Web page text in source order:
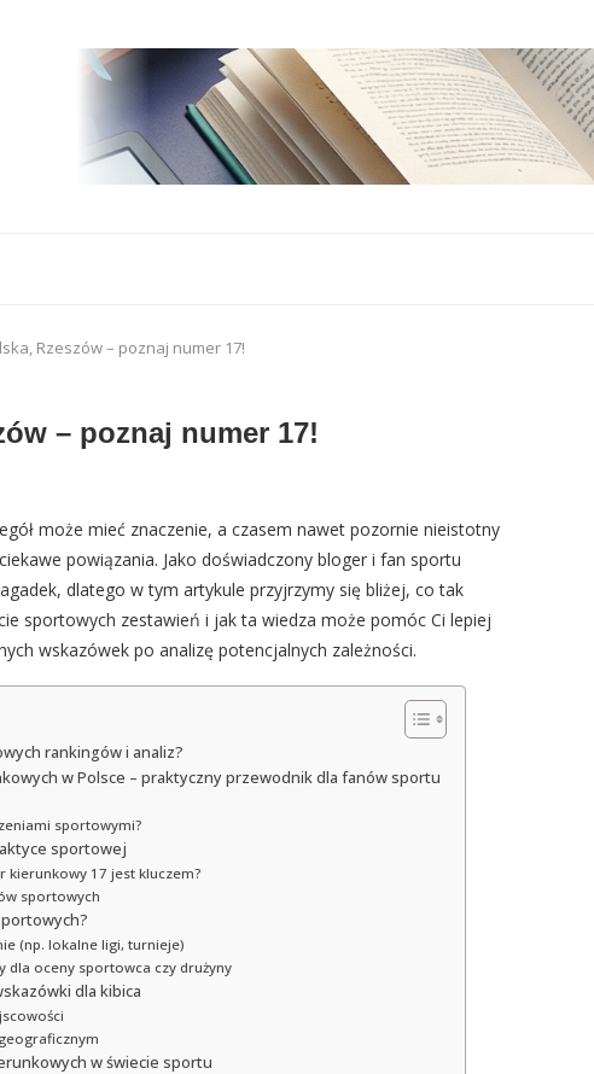
Rzeszów – poznaj numer 17!
– poznaj numer 17!
może mieć znaczenie, a czasem nawet pozornie nieistotny
powiązania. Jako doświadczony bloger i fan sportu
dlatego w tym artykule przyjrzymy się bliżej, co tak
sportowych zestawień i jak ta wiedza może pomóc Ci lepiej
wskazówek po analizę potencjalnych zależności.
rankingów i analiz?
w Polsce – praktyczny przewodnik dla fanów sportu
sportowymi?
sportowej
kierunkowy 17 jest kluczem?
sportowych
(np. lokalne ligi, turnieje)
dla oceny sportowca czy drużyny
dla kibica
w świecie sportu